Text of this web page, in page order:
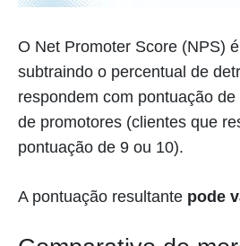
O Net Promoter Score (NPS)
subtraindo o percentual de
respondem com pontuação
de promotores (clientes que
pontuação de 9 ou 10).
A pontuação resultante pode